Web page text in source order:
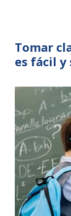
Tomar
es fácil y